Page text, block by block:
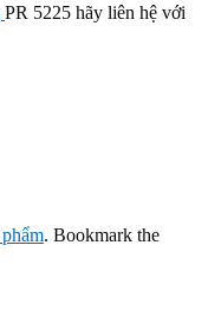
PR 5225 hãy liên hệ với
. Bookmark the